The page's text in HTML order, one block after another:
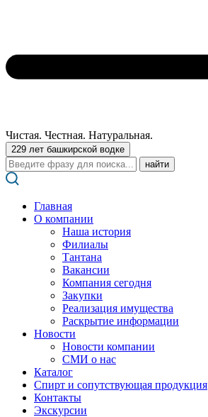
Чистая. Честная. Натуральная.
229 лет башкирской водке
Поиск:
Главная
О компании
Наша история
Филиалы
Тантана
Вакансии
Компания сегодня
Закупки
Реализация имущества
Раскрытие информации
Новости
Новости компании
СМИ о нас
Каталог
Спирт и сопутствующая продукция
Контакты
Экскурсии